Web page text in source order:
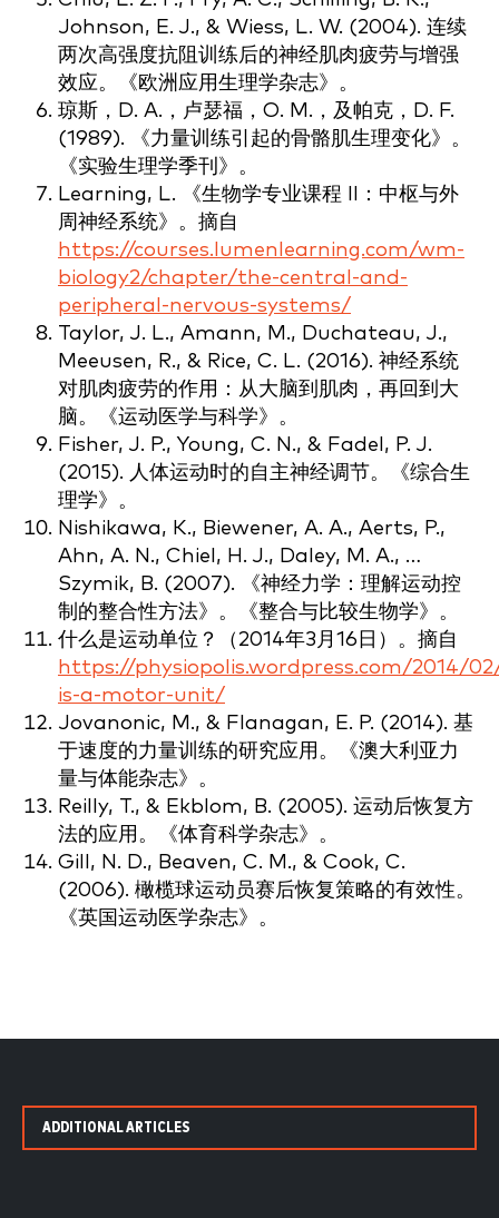
Johnson, E. J., & Wiess, L. W. (2004). 连续
两次高强度抗阻训练后的神经肌肉疲劳与增强
效应。《欧洲应用生理学杂志》。
琼斯，D. A.，卢瑟福，O. M.，及帕克，D. F.
(1989). 《力量训练引起的骨骼肌生理变化》。
《实验生理学季刊》。
Learning, L. 《生物学专业课程 II：中枢与外
周神经系统》。摘自
https://courses.lumenlearning.com/wm-
biology2/chapter/the-central-and-
peripheral-nervous-systems/
Taylor, J. L., Amann, M., Duchateau, J.,
Meeusen, R., & Rice, C. L. (2016). 神经系统
对肌肉疲劳的作用：从大脑到肌肉，再回到大
脑。《运动医学与科学》。
Fisher, J. P., Young, C. N., & Fadel, P. J.
(2015). 人体运动时的自主神经调节。《综合生
理学》。
Nishikawa, K., Biewener, A. A., Aerts, P.,
Ahn, A. N., Chiel, H. J., Daley, M. A., …
Szymik, B. (2007). 《神经力学：理解运动控
制的整合性方法》。《整合与比较生物学》。
什么是运动单位？（2014年3月16日）。摘自
https://physiopolis.wordpress.com/2014/
is-a-motor-unit/
Jovanonic, M., & Flanagan, E. P. (2014). 基
于速度的力量训练的研究应用。《澳大利亚力
量与体能杂志》。
Reilly, T., & Ekblom, B. (2005). 运动后恢复方
法的应用。《体育科学杂志》。
Gill, N. D., Beaven, C. M., & Cook, C.
(2006). 橄榄球运动员赛后恢复策略的有效性。
《英国运动医学杂志》。
ADDITIONAL ARTICLES